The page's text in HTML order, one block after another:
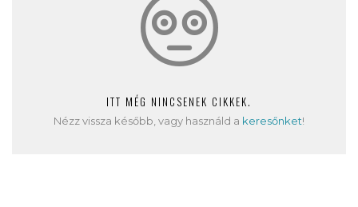
ITT MÉG NINCSENEK CIKKEK.
Nézz vissza később, vagy használd a keresőnket!